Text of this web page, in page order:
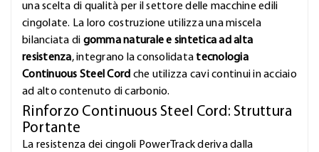
una scelta di qualità per il settore delle macchine edili
cingolate. La loro costruzione utilizza una miscela
bilanciata di gomma naturale e sintetica ad alta
resistenza, integrano la consolidata tecnologia
Continuous Steel Cord che utilizza cavi continui in acciaio
ad alto contenuto di carbonio.
Rinforzo Continuous Steel Cord: Struttura
Portante
La resistenza dei cingoli PowerTrack deriva dalla